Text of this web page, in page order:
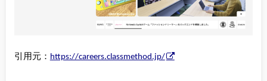
引用元： https://careers.classmethod.jp/